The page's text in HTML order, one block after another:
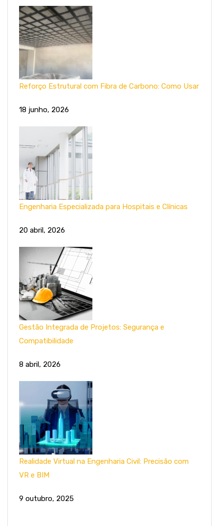
Reforço Estrutural com Fibra de Carbono: Como Usar
18 junho, 2026
Engenharia Especializada para Hospitais e Clínicas
20 abril, 2026
Gestão Integrada de Projetos: Segurança e
Compatibilidade
8 abril, 2026
Realidade Virtual na Engenharia Civil: Precisão com
VR e BIM
9 outubro, 2025